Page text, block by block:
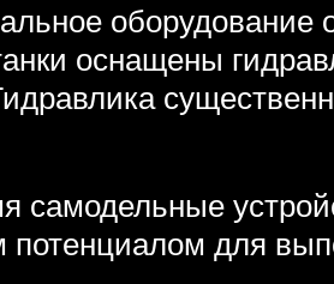
оборудование
оснащены
самодельные
для